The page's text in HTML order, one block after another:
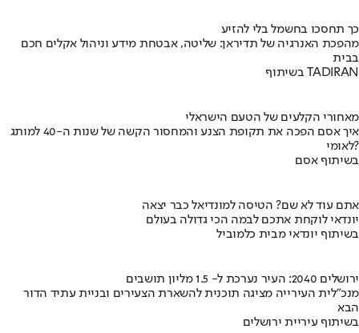
כך תחסכו בחשמל בלי להזיע
מהפכת האנרגיה של תדיראן: שליטה, אבטחת מידע וניהול אקלים חכם
בבית
בשיתוף TADIRAN
מאחורי הקלעים של הטעם הישראלי
איך אסם הפכה את תקופת הצנע והמחסור הקשה של שנות ה-40 למותג
לאומי?
בשיתוף אסם
אתם עוד לא שם? הטיסה למונדיאל כבר יצאה
יונדאי לוקחת אתכם לבמה הכי גדולה בעולם
בשיתוף יונדאי מבית כלמוביל
ירושלים 2040: העיר נערכת ל- 1.5 מליון תושבים
מנכ"לית העירייה מציגה תוכנית להשארת הצעירים ובניית עתיד הדור
הבא
בשיתוף עיריית ירושלים